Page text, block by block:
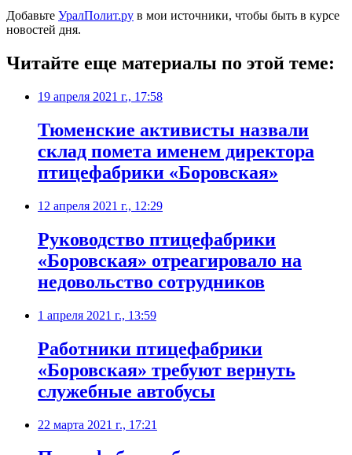
Добавьте УралПолит.ру в мои источники, чтобы быть в курсе
новостей дня.
Читайте еще материалы по этой теме:
19 апреля 2021 г., 17:58
​Тюменские активисты назвали
склад помета именем директора
птицефабрики «Боровская»
12 апреля 2021 г., 12:29
​Руководство птицефабрики
«Боровская» отреагировало на
недовольство сотрудников
1 апреля 2021 г., 13:59
Работники птицефабрики
«Боровская» требуют вернуть
служебные автобусы
22 марта 2021 г., 17:21